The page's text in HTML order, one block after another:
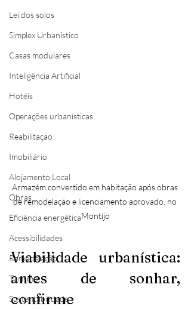
Lei dos solos
Simplex Urbanístico
Casas modulares
Inteligência Artificial
Hotéis
Operações urbanísticas
Reabilitação
Imobiliário
Alojamento Local
Obras
Eficiência energética
Acessibilidades
Remodelação
Turismo
Sustentabilidade
Armazém convertido em habitação após obras
de remodelação e licenciamento aprovado, no
Montijo
Viabilidade urbanística:
antes de sonhar,
confirme